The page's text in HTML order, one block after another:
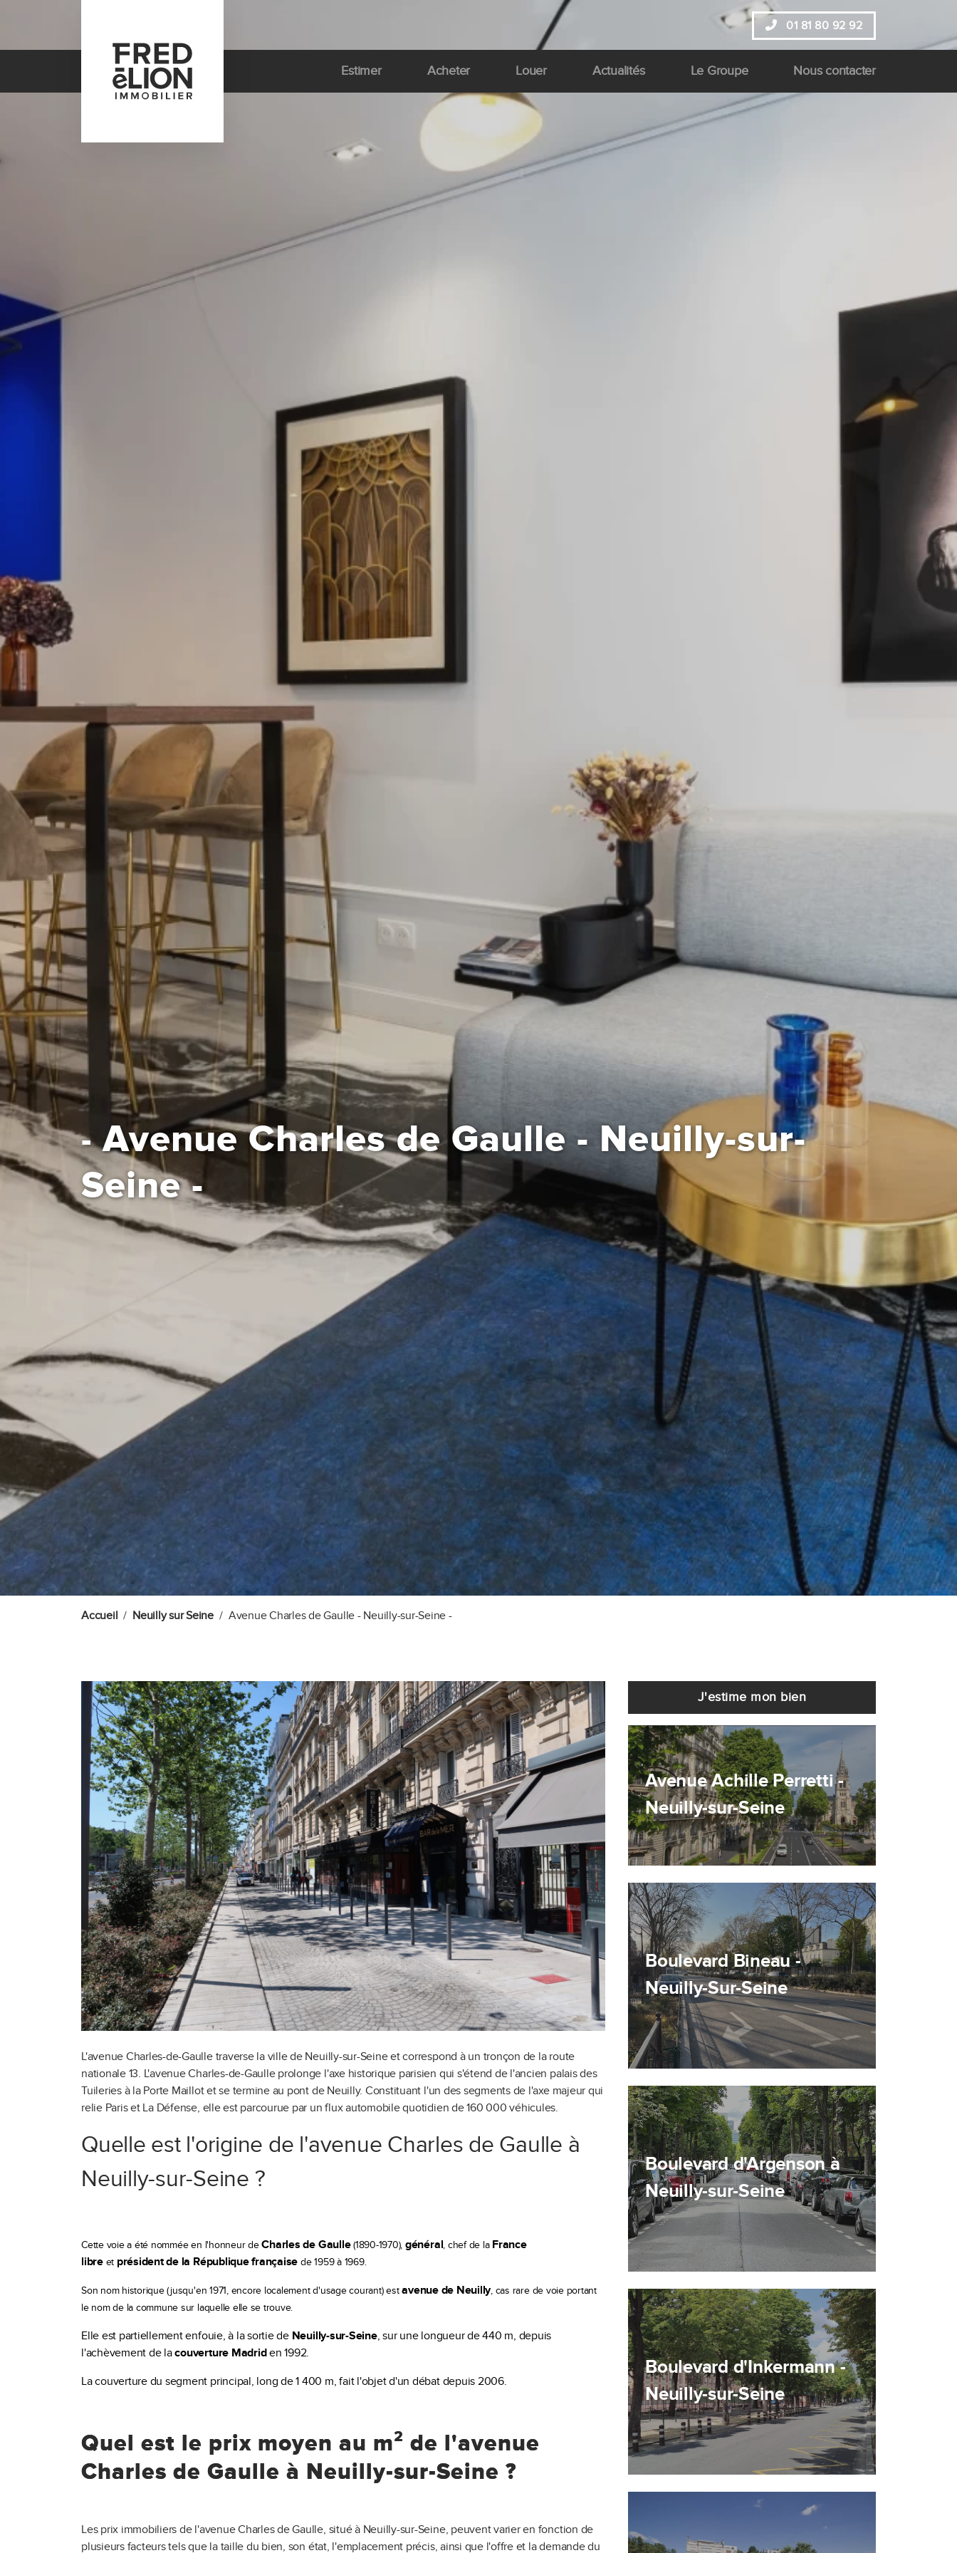
01 81 80 92 92
Estimer Acheter Louer Actualités Le Groupe Nous contacter
-Avenue Charles de Gaulle - Neuilly-sur-
Seine -
Accueil Neuilly sur Seine Avenue Charles de Gaulle - Neuilly-sur-Seine -
L'avenue Charles-de-Gaulle traverse la ville de Neuilly-sur-Seine et correspond à un tronçon de la route
nationale 13. L'avenue Charles-de-Gaulle prolonge l'axe historique parisien qui s'étend de l'ancien palais des
Tuileries à la Porte Maillot et se termine au pont de Neuilly. Constituant l'un des segments de l'axe majeur qui
relie Paris et La Défense, elle est parcourue par un flux automobile quotidien de 160 000 véhicules.
Quelle est l'origine de l'avenue Charles de Gaulle à
Neuilly-sur-Seine ?
Cette voie a été nommée en l'honneur deCharles de Gaulle(1890-1970), général, chef de la France
libreet président de la République française de 1959 à 1969.
Son nom historique (jusqu'en 1971, encore localement d'usage courant) estavenue de Neuilly, cas rare de voie portant
le nom de la commune sur laquelle elle se trouve.
Elle est partiellement enfouie, à la sortie de Neuilly-sur-Seine, sur une longueur de 440 m, depuis
l'achèvement de lacouverture Madriden 1992.
La couverture du segment principal, long de 1 400 m, fait l'objet d'un débat depuis 2006.
Quel est le prix moyen au m² de l'avenue
Charles de Gaulle à Neuilly-sur-Seine ?
Les prix immobiliers de l'avenue Charles de Gaulle, situé à Neuilly-sur-Seine, peuvent varier en fonction de
plusieurs facteurs tels que la taille du bien, son état, l'emplacement précis, ainsi que l'offre et la demande du
J'estime mon bien
Avenue Achille Perretti -
Neuilly-sur-Seine
Boulevard Bineau -
Neuilly-Sur-Seine
Boulevard d'Argenson à
Neuilly-sur-Seine
Boulevard d'Inkermann -
Neuilly-sur-Seine